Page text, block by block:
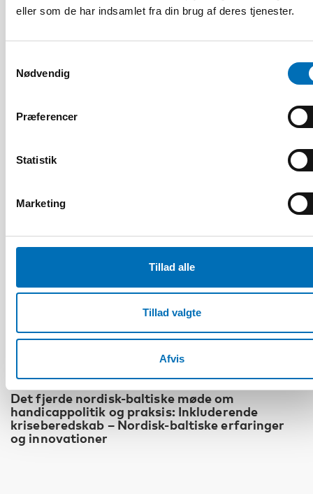
eller som de har indsamlet fra din brug af deres tjenester.
Nødvendig
Præferencer
Statistik
Marketing
Tillad alle
Tillad valgte
Afvis
Nordisk samarbeid om
10
HANDICAP
Det fjerde nordisk-baltiske møde om
handicappolitik og praksis: Inkluderende
kriseberedskab – Nordisk-baltiske erfaringer
og innovationer